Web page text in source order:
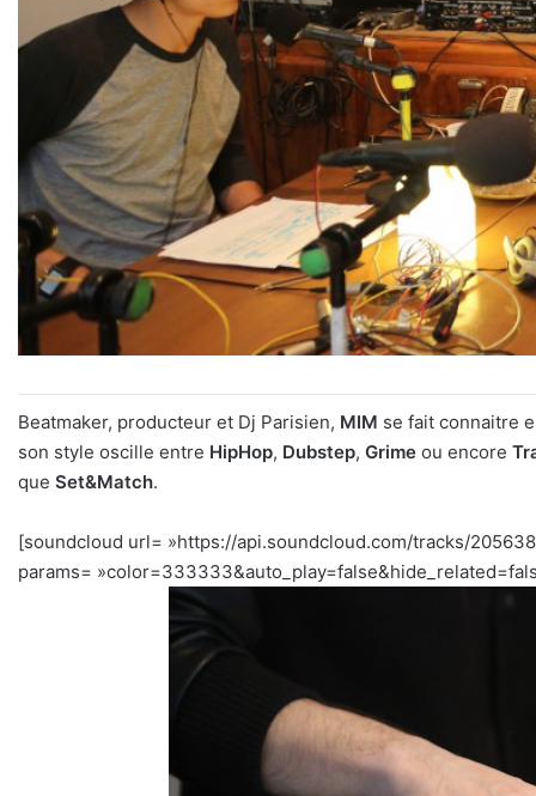
Beatmaker, producteur et Dj Parisien, MIM se fait connaitre
son style oscille entre HipHop, Dubstep, Grime ou encore
que Set&Match.
[soundcloud url= »https://api.soundcloud.com/tracks/
params=